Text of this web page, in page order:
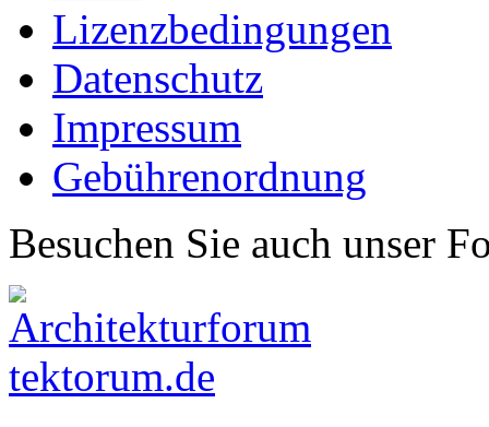
Lizenzbedingungen
Datenschutz
Impressum
Gebührenordnung
Besuchen Sie auch unser